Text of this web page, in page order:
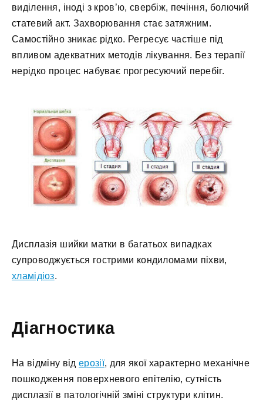
виділення, іноді з кров’ю, свербіж, печіння, болючий
статевий акт. Захворювання стає затяжним.
Самостійно зникає рідко. Регресує частіше під
впливом адекватних методів лікування. Без терапії
нерідко процес набуває прогресуючий перебіг.
Дисплазія шийки матки в багатьох випадках
супроводжується гострими кондиломами піхви,
хламідіоз.
Діагностика
На відміну відерозії, для якої характерно механічне
пошкодження поверхневого епітелію, сутність
дисплазії в патологічній зміні структури клітин.